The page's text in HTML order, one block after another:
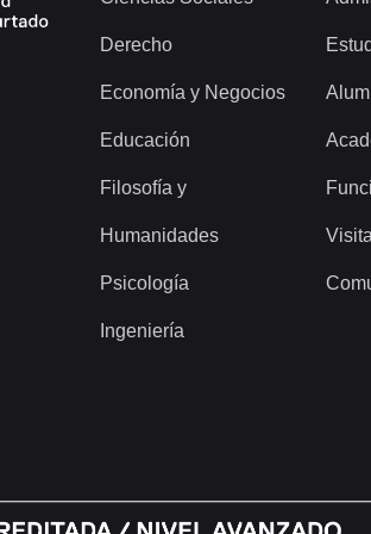
Derecho
Economía y Negocios
Educación
Filosofía y
Humanidades
Psicología
Ingeniería